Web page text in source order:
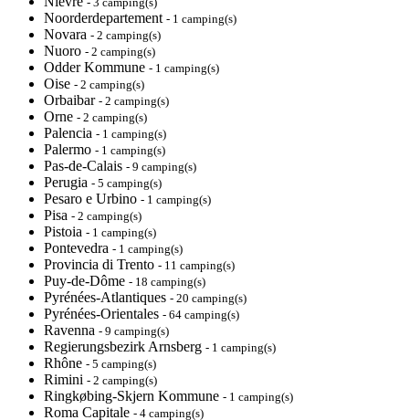
Noorderdepartement - 1 camping(s)
Novara - 2 camping(s)
Nuoro - 2 camping(s)
Odder Kommune - 1 camping(s)
Oise - 2 camping(s)
Orbaibar - 2 camping(s)
Orne - 2 camping(s)
Palencia - 1 camping(s)
Palermo - 1 camping(s)
Pas-de-Calais - 9 camping(s)
Perugia - 5 camping(s)
Pesaro e Urbino - 1 camping(s)
Pisa - 2 camping(s)
Pistoia - 1 camping(s)
Pontevedra - 1 camping(s)
Provincia di Trento - 11 camping(s)
Puy-de-Dôme - 18 camping(s)
Pyrénées-Atlantiques - 20 camping(s)
Pyrénées-Orientales - 64 camping(s)
Ravenna - 9 camping(s)
Regierungsbezirk Arnsberg - 1 camping(s)
Rhône - 5 camping(s)
Rimini - 2 camping(s)
Ringkøbing-Skjern Kommune - 1 camping(s)
Roma Capitale - 4 camping(s)